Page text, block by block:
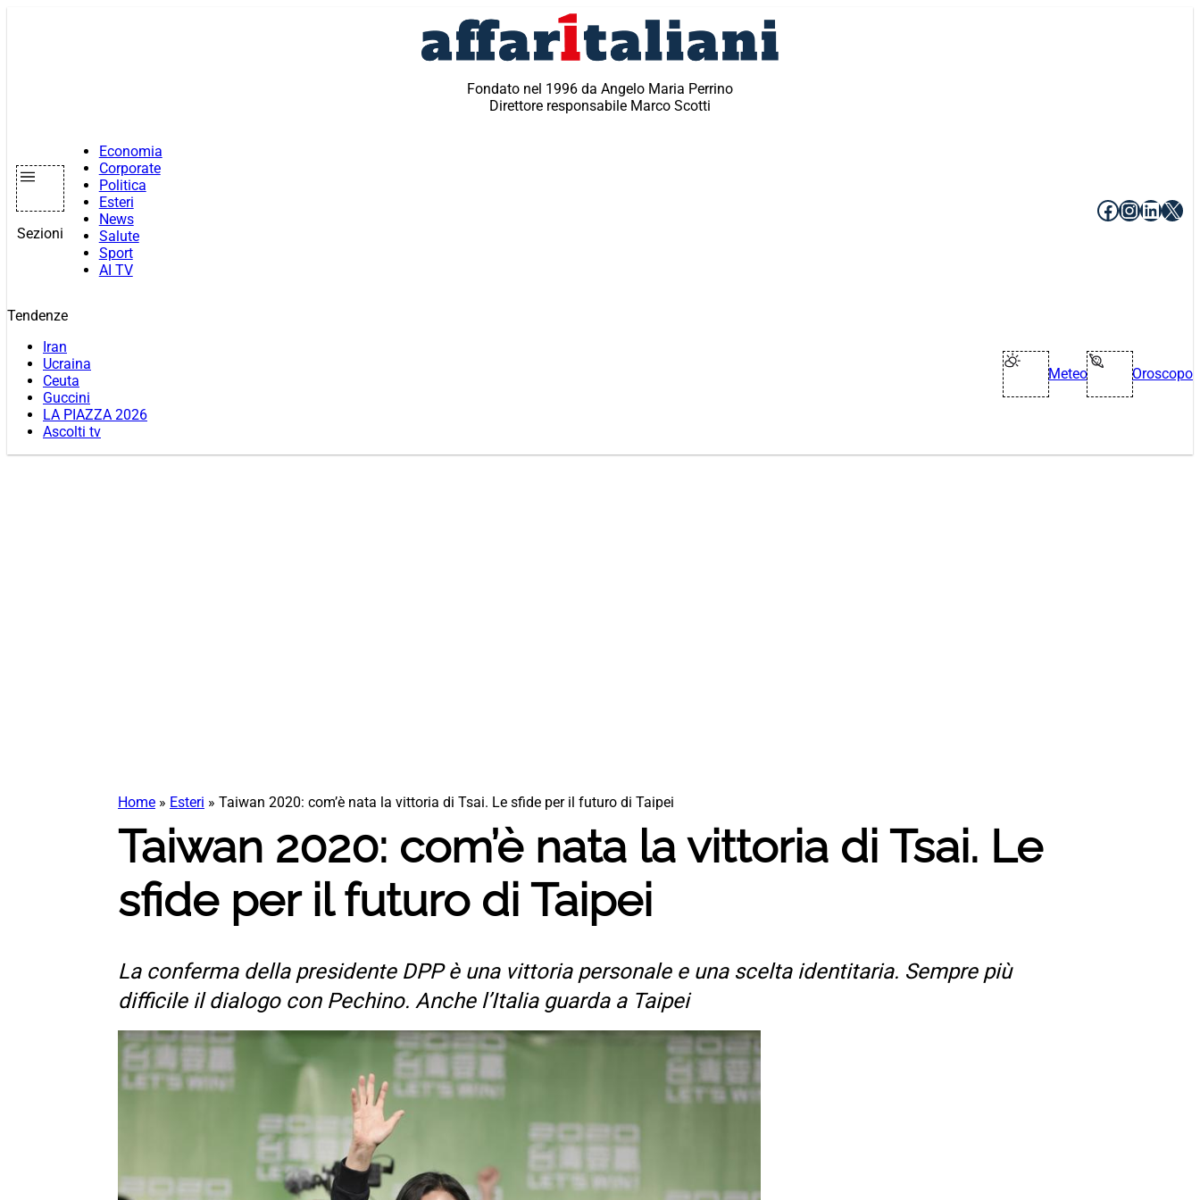
Fondato nel 1996 da Angelo Maria Perrino
Direttore responsabile Marco Scotti
Sezioni
Economia
Corporate
Politica
Esteri
News
Salute
Sport
AI TV
Facebook
X
Tendenze
Iran
Ucraina
Ceuta
Guccini
LA PIAZZA 2026
Ascolti tv
Meteo Oroscopo
Home » Esteri » Taiwan 2020: com’è nata la vittoria di Tsai. Le sfide per il futuro di Taipei
Taiwan 2020: com’è nata la vittoria di Tsai. Le
sfide per il futuro di Taipei
La conferma della presidente DPP è una vittoria personale e una scelta identitaria. Sempre più
difficile il dialogo con Pechino. Anche l’Italia guarda a Taipei